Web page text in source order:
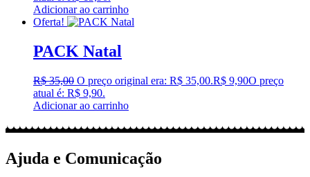
Adicionar ao carrinho
Oferta!
PACK Natal
R$35,00 O preço original era: R$ 35,00.R$ 9,90O preço
atual é: R$ 9,90.
Adicionar ao carrinho
Ajuda e Comunicação